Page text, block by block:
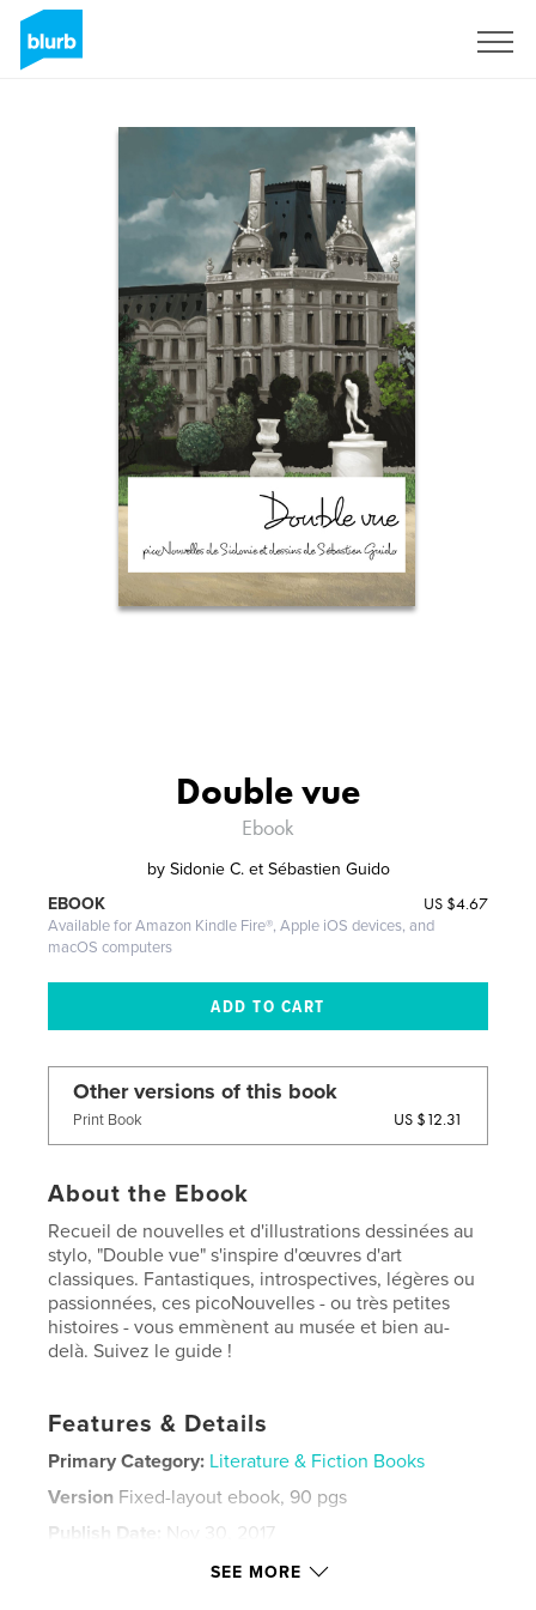
Double vue
Ebook
by Sidonie C. et Sébastien Guido
US $4.67
EBOOK
Available for Amazon Kindle Fire®, Apple iOS devices, and
macOS computers
Other versions of this book
Print Book US $12.31
About the Ebook
Recueil de nouvelles et d'illustrations dessinées au
stylo, "Double vue" s'inspire d'œuvres d'art
classiques. Fantastiques, introspectives, légères ou
passionnées, ces picoNouvelles - ou très petites
histoires - vous emmènent au musée et bien au-
delà. Suivez le guide !
Features & Details
Primary Category: Literature & Fiction Books
Version Fixed-layout ebook, 90 pgs
Publish Date:
Nov 30, 2017
Dec 01, 2017SEE MORE